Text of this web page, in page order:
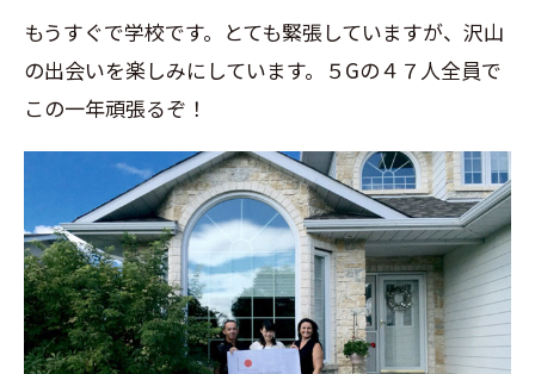
もうすぐで学校です。とても緊張していますが、沢山
の出会いを楽しみにしています。５Gの４７人全員で
この一年頑張るぞ！